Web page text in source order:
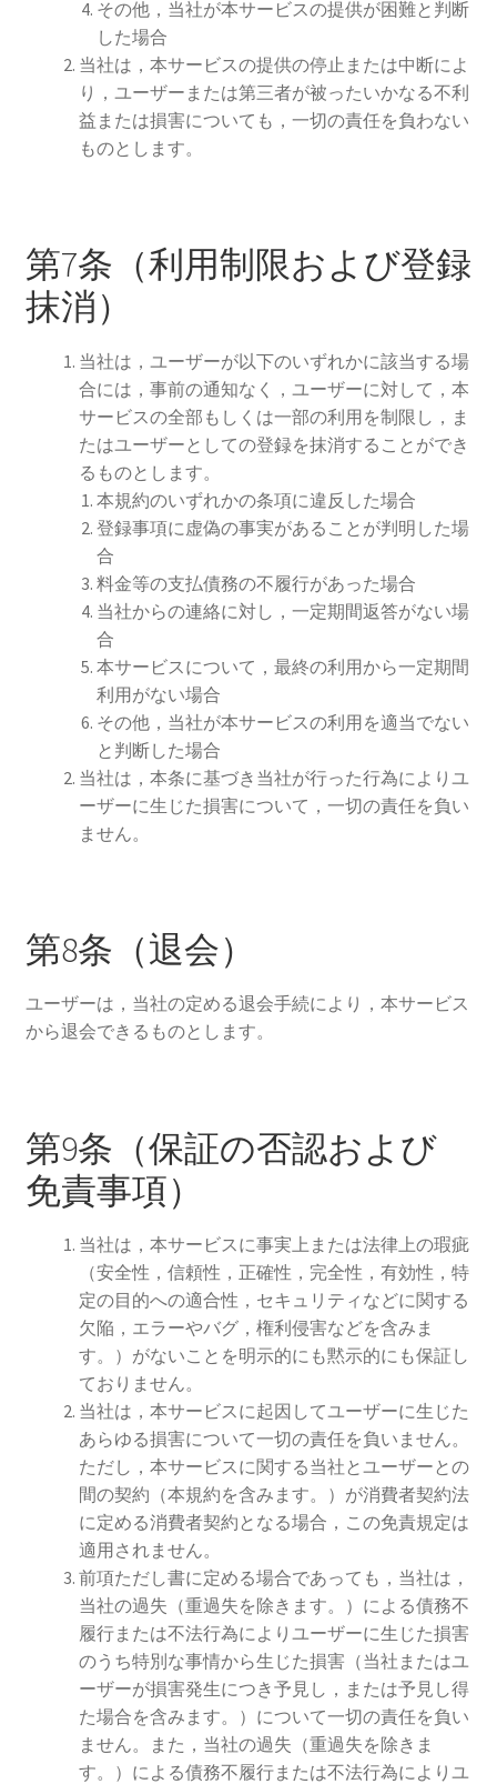
その他，当社が本サービスの提供が困難と判断
した場合
当社は，本サービスの提供の停止または中断によ
り，ユーザーまたは第三者が被ったいかなる不利
益または損害についても，一切の責任を負わない
ものとします。
第7条（利用制限および登録
抹消）
当社は，ユーザーが以下のいずれかに該当する場
合には，事前の通知なく，ユーザーに対して，本
サービスの全部もしくは一部の利用を制限し，ま
たはユーザーとしての登録を抹消することができ
るものとします。
本規約のいずれかの条項に違反した場合
登録事項に虚偽の事実があることが判明した場
合
料金等の支払債務の不履行があった場合
当社からの連絡に対し，一定期間返答がない場
合
本サービスについて，最終の利用から一定期間
利用がない場合
その他，当社が本サービスの利用を適当でない
と判断した場合
当社は，本条に基づき当社が行った行為によりユ
ーザーに生じた損害について，一切の責任を負い
ません。
第8条（退会）
ユーザーは，当社の定める退会手続により，本サービス
から退会できるものとします。
第9条（保証の否認および
免責事項）
当社は，本サービスに事実上または法律上の瑕疵
（安全性，信頼性，正確性，完全性，有効性，特
定の目的への適合性，セキュリティなどに関する
欠陥，エラーやバグ，権利侵害などを含みま
す。）がないことを明示的にも黙示的にも保証し
ておりません。
当社は，本サービスに起因してユーザーに生じた
あらゆる損害について一切の責任を負いません。
ただし，本サービスに関する当社とユーザーとの
間の契約（本規約を含みます。）が消費者契約法
に定める消費者契約となる場合，この免責規定は
適用されません。
前項ただし書に定める場合であっても，当社は，
当社の過失（重過失を除きます。）による債務不
履行または不法行為によりユーザーに生じた損害
のうち特別な事情から生じた損害（当社またはユ
ーザーが損害発生につき予見し，または予見し得
た場合を含みます。）について一切の責任を負い
ません。また，当社の過失（重過失を除きま
す。）による債務不履行または不法行為によりユ